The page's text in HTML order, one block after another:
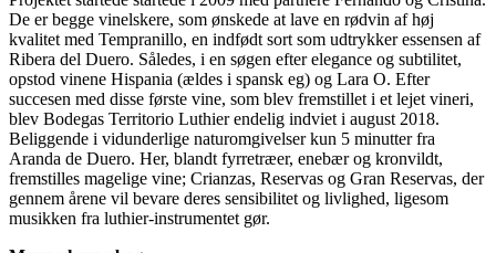
De er begge vinelskere, som ønskede at lave en rødvin af høj
kvalitet med Tempranillo, en indfødt sort som udtrykker essensen af
Ribera del Duero. Således, i en søgen efter elegance og subtilitet,
opstod vinene Hispania (ældes i spansk eg) og Lara O. Efter
succesen med disse første vine, som blev fremstillet i et lejet vineri,
blev Bodegas Territorio Luthier endelig indviet i august 2018.
Beliggende i vidunderlige naturomgivelser kun 5 minutter fra
Aranda de Duero. Her, blandt fyrretræer, enebær og kronvildt,
fremstilles magelige vine; Crianzas, Reservas og Gran Reservas, der
gennem årene vil bevare deres sensibilitet og livlighed, ligesom
musikken fra luthier-instrumentet gør.